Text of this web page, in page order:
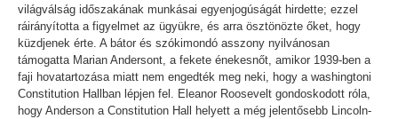
világválság időszakának munkásai egyenjogúságát hirdette; ezzel
ráirányította a figyelmet az ügyükre, és arra ösztönözte őket, hogy
küzdjenek érte. A bátor és szókimondó asszony nyilvánosan
támogatta Marian Andersont, a fekete énekesnőt, amikor 1939-ben a
faji hovatartozása miatt nem engedték meg neki, hogy a washingtoni
Constitution Hallban lépjen fel. Eleanor Roosevelt gondoskodott róla,
hogy Anderson a Constitution Hall helyett a még jelentősebb Lincoln-